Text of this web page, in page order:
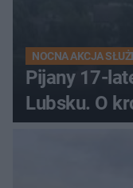
NOCNA AKCJA
Pijany 17-
Lubsku. O